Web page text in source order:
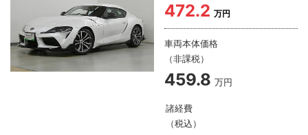
472.2 万円
車両本体価格
（非課税）
459.8 万円
諸経費
（税込）